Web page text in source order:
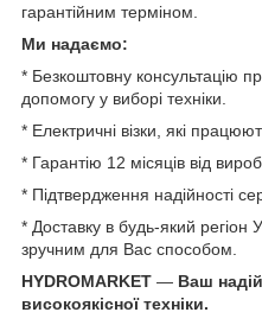
гарантійним терміном.
Ми надаємо:
* Безкоштовну консультацію
допомогу у виборі техніки.
* Електричні візки, які
* Гарантію 12 місяців від
* Підтвердження надійності
* Доставку в будь-який регіон
зручним для Вас способом.
HYDROMARKET — Ваш
високоякісної техніки.